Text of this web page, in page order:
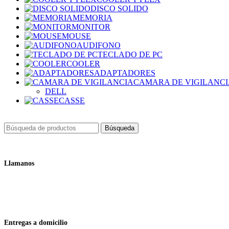
DISCO SOLIDO
MEMORIA
MONITOR
MOUSE
AUDIFONO
TECLADO DE PC
COOLER
ADAPTADORES
CAMARA DE
DELL
CASSE
Búsqueda
Llamanos
Entregas a domicilio